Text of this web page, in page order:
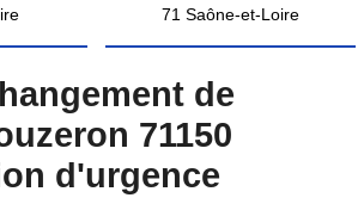
71 Saône-et-Loire
de
71150
d'urgence